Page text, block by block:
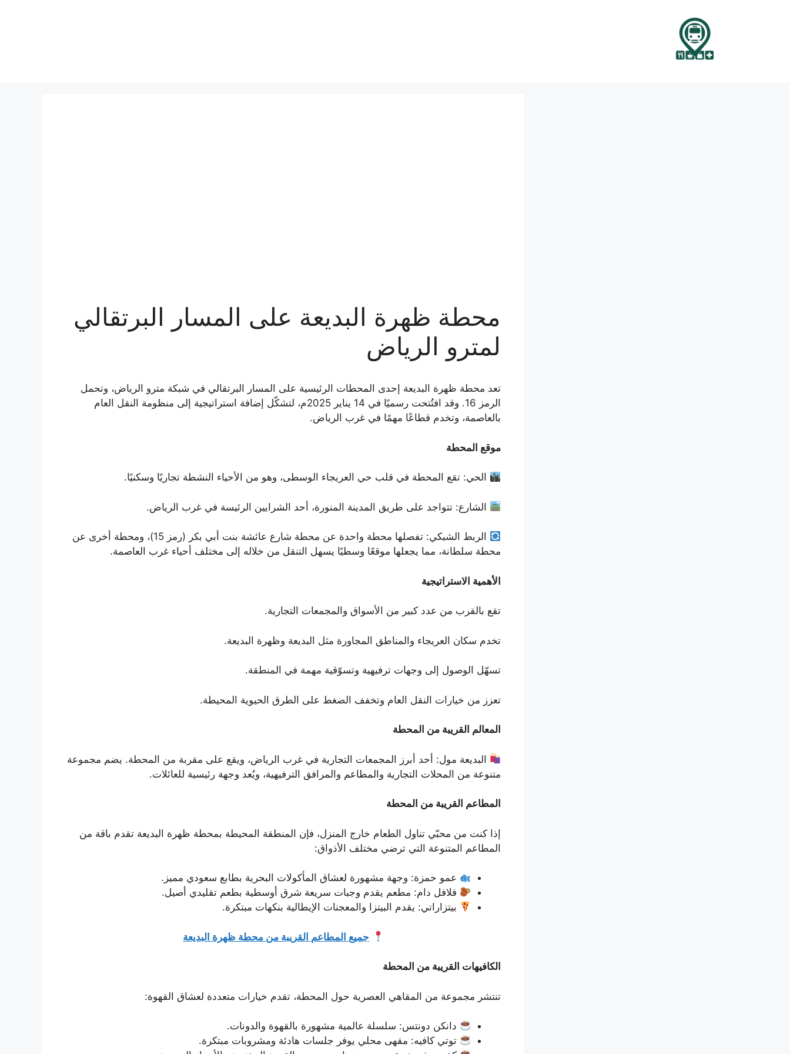
محطة ظهرة البديعة على المسار البرتقالي
لمترو الرياض
تعد محطة ظهرة البديعة إحدى المحطات الرئيسية على المسار البرتقالي في شبكة مترو الرياض، وتحمل
الرمز 16. وقد افتُتحت رسميًا في 14 يناير 2025م، لتشكّل إضافة استراتيجية إلى منظومة النقل العام
بالعاصمة، وتخدم قطاعًا مهمًا في غرب الرياض.
موقع المحطة
الحي: تقع المحطة في قلب حي العريجاء الوسطى، وهو من الأحياء النشطة تجاريًا وسكنيًا.
الشارع: تتواجد على طريق المدينة المنورة، أحد الشرايين الرئيسة في غرب الرياض.
الربط الشبكي: تفصلها محطة واحدة عن محطة شارع عائشة بنت أبي بكر (رمز 15)، ومحطة أخرى عن
محطة سلطانة، مما يجعلها موقعًا وسطيًا يسهل التنقل من خلاله إلى مختلف أحياء غرب العاصمة.
الأهمية الاستراتيجية
تقع بالقرب من عدد كبير من الأسواق والمجمعات التجارية.
تخدم سكان العريجاء والمناطق المجاورة مثل البديعة وظهرة البديعة.
تسهّل الوصول إلى وجهات ترفيهية وتسوّقية مهمة في المنطقة.
تعزز من خيارات النقل العام وتخفف الضغط على الطرق الحيوية المحيطة.
المعالم القريبة من المحطة
البديعة مول: أحد أبرز المجمعات التجارية في غرب الرياض، ويقع على مقربة من المحطة. يضم مجموعة
متنوعة من المحلات التجارية والمطاعم والمرافق الترفيهية، ويُعد وجهة رئيسية للعائلات.
المطاعم القريبة من المحطة
إذا كنت من محبّي تناول الطعام خارج المنزل، فإن المنطقة المحيطة بمحطة ظهرة البديعة تقدم باقة من
المطاعم المتنوعة التي ترضي مختلف الأذواق:
عمو حمزة: وجهة مشهورة لعشاق المأكولات البحرية بطابع سعودي مميز.
فلافل دام: مطعم يقدم وجبات سريعة شرق أوسطية بطعم تقليدي أصيل.
بيتزاراتي: يقدم البيتزا والمعجنات الإيطالية بنكهات مبتكرة.
جميع المطاعم القريبة من محطة ظهرة البديعة
الكافيهات القريبة من المحطة
تنتشر مجموعة من المقاهي العصرية حول المحطة، تقدم خيارات متعددة لعشاق القهوة:
دانكن دونتس: سلسلة عالمية مشهورة بالقهوة والدونات.
توتي كافيه: مقهى محلي يوفر جلسات هادئة ومشروبات مبتكرة.